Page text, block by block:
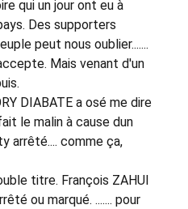
qui un jour ont eu à
Des supporters
peut nous oublier.......
Mais venant d'un
DIABATE a osé me dire
le malin à cause dun
arrêté.... comme ça,
titre. François ZAHUI
ou marqué. ....... pour